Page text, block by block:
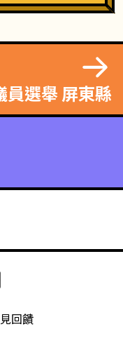
員選舉 屏東縣
回饋